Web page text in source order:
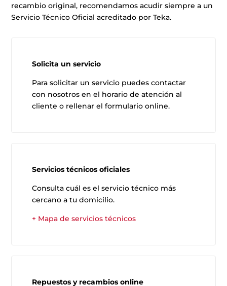
recambio original, recomendamos acudir siempre a un
Servicio Técnico Oficial acreditado por Teka.
Solicita un servicio
Para solicitar un servicio puedes contactar
con nosotros en el horario de atención al
cliente o rellenar el formulario online.
Servicios técnicos oficiales
Consulta cuál es el servicio técnico más
cercano a tu domicilio.
+ Mapa de servicios técnicos
Repuestos y recambios online